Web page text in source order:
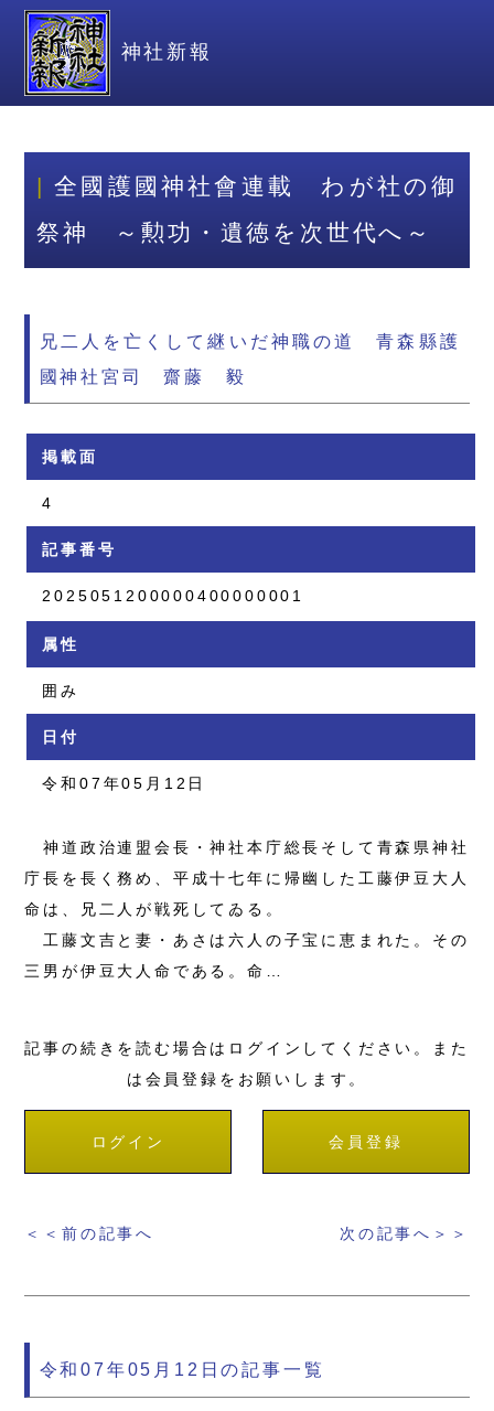
神社新報
全國護國神社會連載 わが社の御
祭神 ～勲功・遺徳を次世代へ～
兄二人を亡くして継いだ神職の道 青森縣護
國神社宮司 齋藤 毅
掲載面
4
記事番号
2025051200000400000001
属性
囲み
日付
令和07年05月12日
神道政治連盟会長・神社本庁総長そして青森県神社
庁長を長く務め、平成十七年に帰幽した工藤伊豆大人
命は、兄二人が戦死してゐる。
工藤文吉と妻・あさは六人の子宝に恵まれた。その
三男が伊豆大人命である。命…
記事の続きを読む場合はログインしてください。また
は会員登録をお願いします。
ログイン 会員登録
＜＜前の記事へ 次の記事へ＞＞
令和07年05月12日の記事一覧